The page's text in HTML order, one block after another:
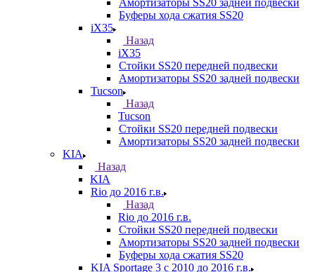
Амортизаторы SS20 задней подвески
Буферы хода сжатия SS20
iX35
Назад
iX35
Стойки SS20 передней подвески
Амортизаторы SS20 задней подвески
Tucson
Назад
Tucson
Стойки SS20 передней подвески
Амортизаторы SS20 задней подвески
KIA
Назад
KIA
Rio до 2016 г.в.
Назад
Rio до 2016 г.в.
Стойки SS20 передней подвески
Амортизаторы SS20 задней подвески
Буферы хода сжатия SS20
KIA Sportage 3 с 2010 до 2016 г.в.